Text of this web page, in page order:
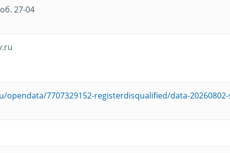
27-04
opendata/7707329152-registerdisqualified/data-